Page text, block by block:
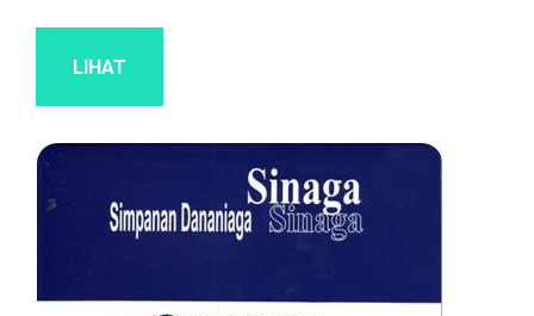
LIHAT